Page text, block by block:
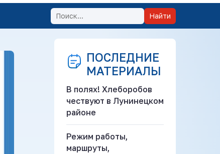
Найти
ПОСЛЕДНИЕ
МАТЕРИАЛЫ
В полях! Хлеборобов
чествуют в Лунинецком
районе
Режим работы,
маршруты,